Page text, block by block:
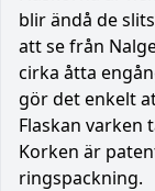
blir ändå de
att se från
cirka åtta
gör det enkelt
Flaskan varken
Korken är
ringspackning.